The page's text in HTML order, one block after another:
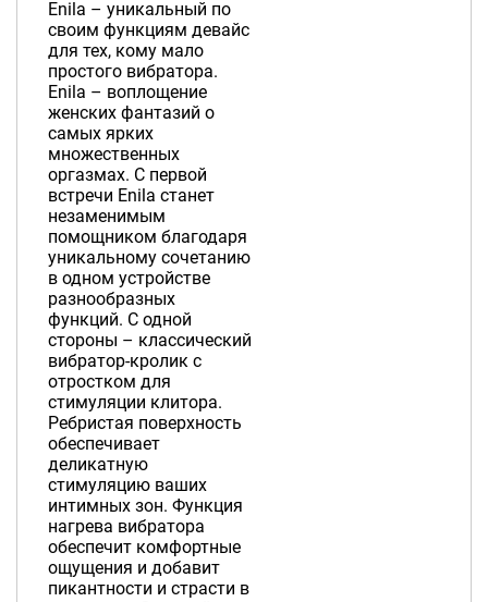
Enila – уникальный по
своим функциям девайс
для тех, кому мало
простого вибратора.
Enila – воплощение
женских фантазий о
самых ярких
множественных
оргазмах. С первой
встречи Enila станет
незаменимым
помощником благодаря
уникальному сочетанию
в одном устройстве
разнообразных
функций. С одной
стороны – классический
вибратор-кролик с
отростком для
стимуляции клитора.
Ребристая поверхность
обеспечивает
деликатную
стимуляцию ваших
интимных зон. Функция
нагрева вибратора
обеспечит комфортные
ощущения и добавит
пикантности и страсти в